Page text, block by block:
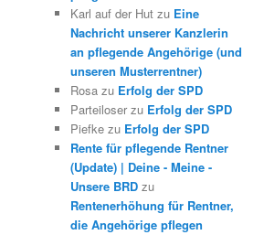
Karl auf der Hut zu Eine
Nachricht unserer Kanzlerin
an pflegende Angehörige (und
unseren Musterrentner)
Rosa zu Erfolg der SPD
Parteiloser zu Erfolg der SPD
Piefke zu Erfolg der SPD
Rente für pflegende Rentner
(Update) | Deine - Meine -
Unsere BRD zu
Rentenerhöhung für Rentner,
die Angehörige pflegen